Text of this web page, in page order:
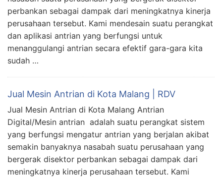
perbankan sebagai dampak dari meningkatnya kinerja
perusahaan tersebut. Kami mendesain suatu perangkat
dan aplikasi antrian yang berfungsi untuk
menanggulangi antrian secara efektif gara-gara kita
sudah …
Jual Mesin Antrian di Kota Malang | RDV
Jual Mesin Antrian di Kota Malang Antrian
Digital/Mesin antrian adalah suatu perangkat sistem
yang berfungsi mengatur antrian yang berjalan akibat
semakin banyaknya nasabah suatu perusahaan yang
bergerak disektor perbankan sebagai dampak dari
meningkatnya kinerja perusahaan tersebut. Kami